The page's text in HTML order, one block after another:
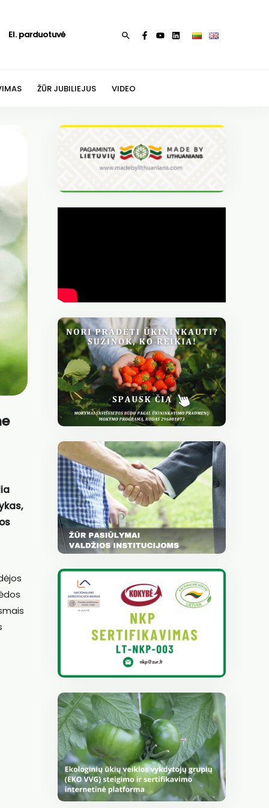
El. parduotuvė Paieška
ŽŪR JUBILIEJUS VIDEO